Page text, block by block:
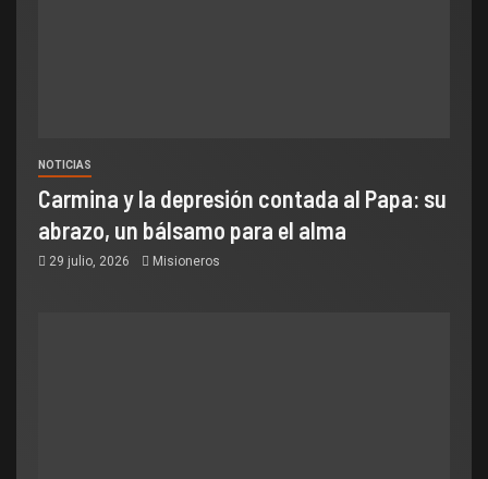
NOTICIAS
Carmina y la depresión contada al Papa: su
abrazo, un bálsamo para el alma
29 julio, 2026 Misioneros